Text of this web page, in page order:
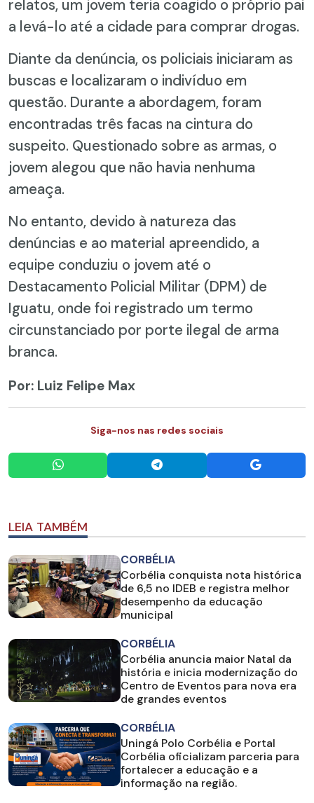
relatos, um jovem teria coagido o próprio pai
a levá-lo até a cidade para comprar drogas.
Diante da denúncia, os policiais iniciaram as
buscas e localizaram o indivíduo em
questão. Durante a abordagem, foram
encontradas três facas na cintura do
suspeito. Questionado sobre as armas, o
jovem alegou que não havia nenhuma
ameaça.
No entanto, devido à natureza das
denúncias e ao material apreendido, a
equipe conduziu o jovem até o
Destacamento Policial Militar (DPM) de
Iguatu, onde foi registrado um termo
circunstanciado por porte ilegal de arma
branca.
Por: Luiz Felipe Max
Siga-nos nas redes sociais
LEIA TAMBÉM
CORBÉLIA
Corbélia conquista nota histórica
de 6,5 no IDEB e registra melhor
desempenho da educação
municipal
CORBÉLIA
Corbélia anuncia maior Natal da
história e inicia modernização do
Centro de Eventos para nova era
de grandes eventos
CORBÉLIA
Uningá Polo Corbélia e Portal
Corbélia oficializam parceria para
fortalecer a educação e a
informação na região.